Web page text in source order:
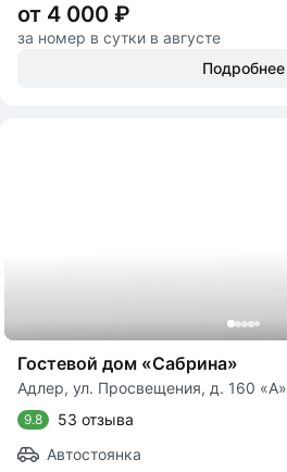
от 4 000 ₽
за номер в сутки в августе
Подробнее
Гостевой дом «Сабрина»
Адлер, ул. Просвещения, д. 160 «А»
9.8
53 отзыва
Автостоянка